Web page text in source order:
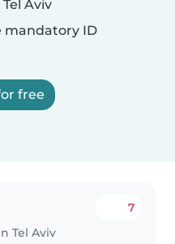
Aviv
mandatory ID
free
Tel Aviv
7